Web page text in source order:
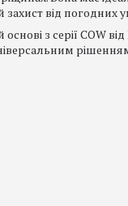
захист від погодних
з серії COW